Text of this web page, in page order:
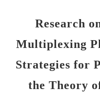
Research
Multiplexing
Strategies for
the Theory